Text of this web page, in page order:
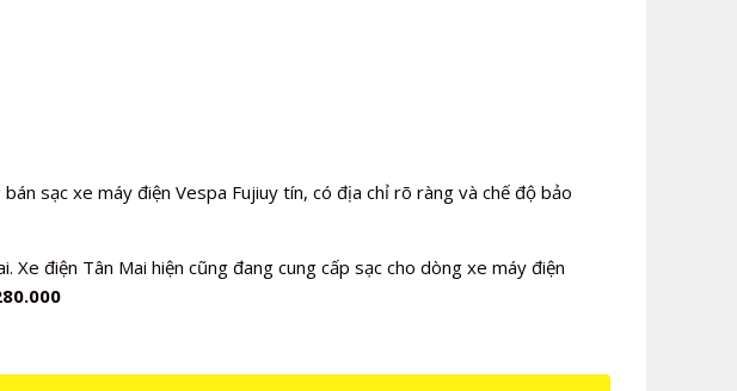
sạc xe máy điện Vespa Fujiuy tín, có địa chỉ rõ ràng và chế độ bảo
điện Tân Mai hiện cũng đang cung cấp sạc cho dòng xe máy điện